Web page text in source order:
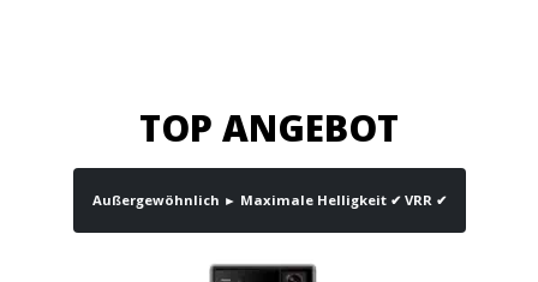
TOP ANGEBOT
Außergewöhnlich ► Maximale Helligkeit ✔ VRR ✔